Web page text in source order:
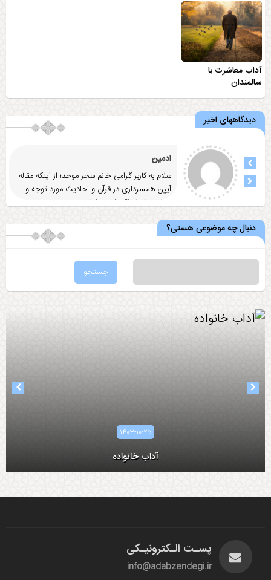
آداب معاشرت با
سالمندان
دیدگاههای اخیر
ادمین
سلام به کاربر گرامی خانم سحر موحد؛ از اینکه مقاله
آيين همسرداری در قرآن و احاديث مورد توجه و
رضایت شما واقع شد
... ادامه
دنبال چه موضوعی هستی؟
۱۴۰۳-۱۰-۲۵
آداب خانواده
پسـت الـکترونیـکی
info@adabzendegi.ir